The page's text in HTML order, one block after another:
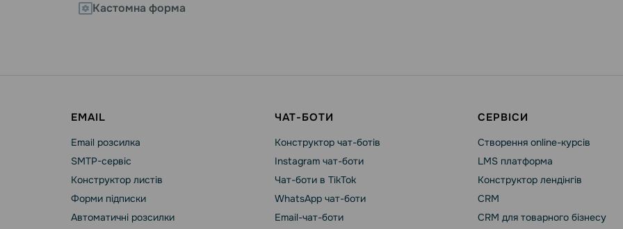
Кастомна форма
EMAIL
Email розсилка
SMTP-сервіс
Конструктор листів
Форми підписки
Автоматичні розсилки
ЧАТ-БОТИ
Конструктор чат-ботів
Instagram чат-боти
Чат-боти в TikTok
WhatsApp чат-боти
Email-чат-боти
СЕРВІСИ
Створення online-курсів
LMS платформа
Конструктор лендінгів
CRM
CRM для товарного бізнесу